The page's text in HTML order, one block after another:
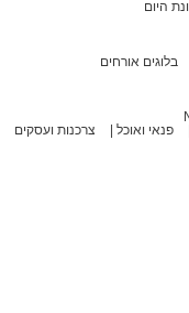
היום
בלוגים אורחים
פנאי ואוכל
צרכנות ועסקים